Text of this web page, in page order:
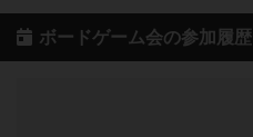
ボードゲーム会の参加履歴